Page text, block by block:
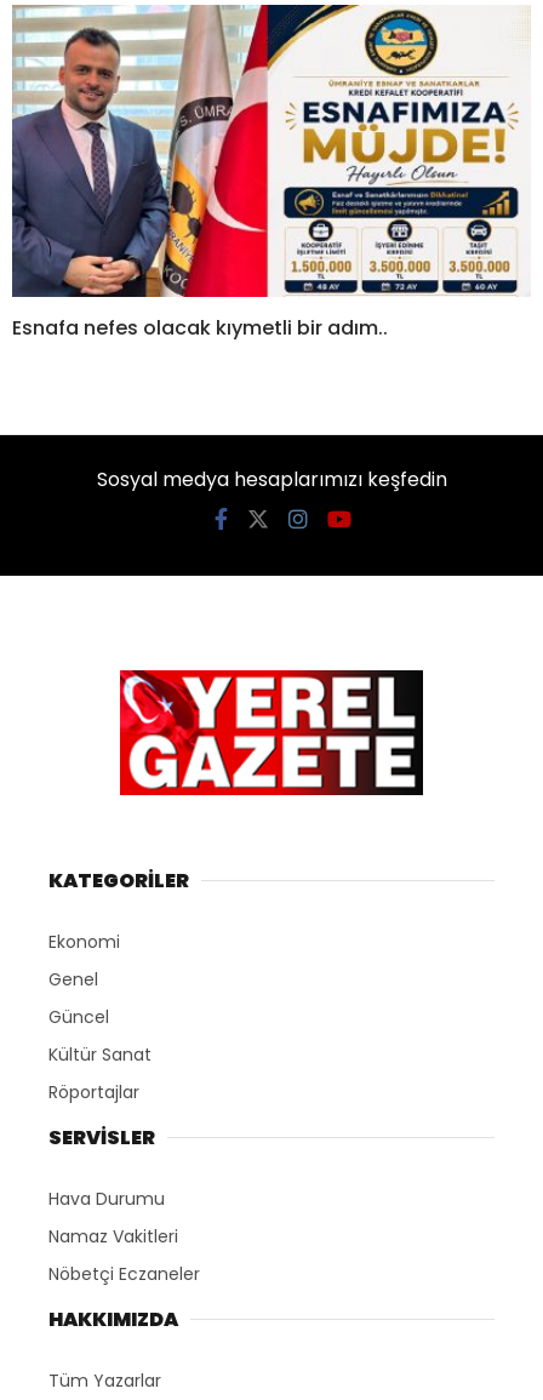
Esnafa nefes olacak kıymetli bir adım..
Sosyal medya hesaplarımızı keşfedin
KATEGORİLER
Ekonomi
Genel
Güncel
Kültür Sanat
Röportajlar
SERVİSLER
Hava Durumu
Namaz Vakitleri
Nöbetçi Eczaneler
HAKKIMIZDA
Tüm Yazarlar